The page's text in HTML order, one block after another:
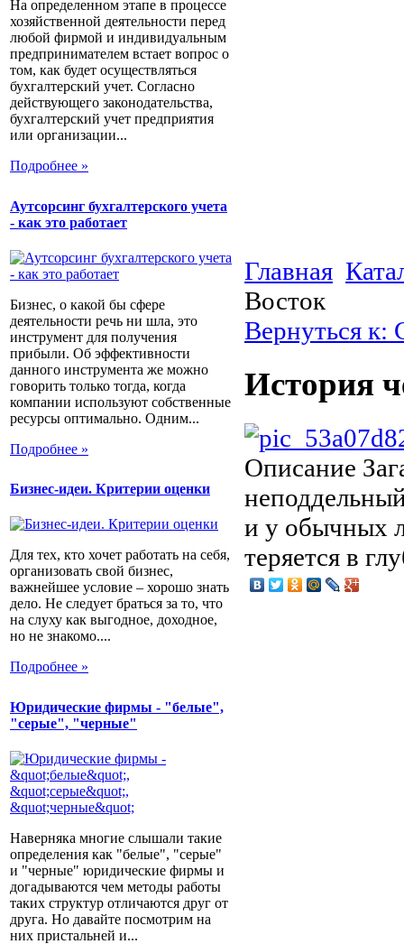
На определенном этапе в процессе
хозяйственной деятельности перед
любой фирмой и индивидуальным
предпринимателем встает вопрос о
том, как будет осуществляться
бухгалтерский учет. Согласно
действующего законодательства,
бухгалтерский учет предприятия
или организации...
Подробнее »
Аутсорсинг бухгалтерского учета
- как это работает
Бизнес, о какой бы сфере
деятельности речь ни шла, это
инструмент для получения
прибыли. Об эффективности
данного инструмента же можно
говорить только тогда, когда
компании используют собственные
ресурсы оптимально. Одним...
Подробнее »
Бизнес-идеи. Критерии оценки
Для тех, кто хочет работать на себя,
организовать свой бизнес,
важнейшее условие – хорошо знать
дело. Не следует браться за то, что
на слуху как выгодное, доходное,
но не знакомо....
Подробнее »
Юридические фирмы - "белые",
"серые", "черные"
Наверняка многие слышали такие
определения как "белые", "серые"
и "черные" юридические фирмы и
догадываются чем методы работы
таких структур отличаются друг от
друга. Но давайте посмотрим на
них пристальней и...
Главная
Восток
Вернуться к:
История
Описание
и у обычных
теряется в